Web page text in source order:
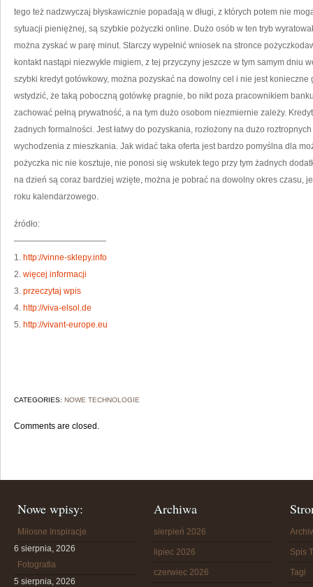
tego też nadzwyczaj błyskawicznie popadają w długi, z których potem nie
sytuacji pieniężnej, są szybkie pożyczki online. Dużo osób w ten tryb
można zyskać w parę minut. Starczy wypełnić wniosek na stronce
kontakt nastąpi niezwykle migiem, z tej przyczyny jeszcze w tym samym dniu
szybki kredyt gotówkowy, można pozyskać na dowolny cel i nie jest
wstydzić, że taką poboczną gotówkę pragnie, bo nikt poza pracownikiem
zachować pełną prywatność, a na tym dużo osobom niezmiernie zależy.
żadnych formalności. Jest łatwy do pozyskania, rozłożony na dużo
wychodzenia z mieszkania. Jak widać taka oferta jest bardzo pomyślna dla
pożyczka nic nie kosztuje, nie ponosi się wskutek tego przy tym żadnych
na dzień są coraz bardziej wzięte, można je pobrać na dowolny okres czasu,
roku kalendarzowego.
źródło:
———————————
1. http://vinne-sklepy.info
2. więcej informacji
3. przeczytaj wpis
4. http://viva-elsol.de
5. http://vivant-europe.eu
CATEGORIES: NOWE TECHNOLOGIE
Comments are closed.
Nowe wpisy:
Miłosne Inspiracje
6 sierpnia, 2026
Fotografia
5 sierpnia, 2026
Archiwa
sierpień 2026
lipiec 2026
czerwiec 2026
Spis
Tagi